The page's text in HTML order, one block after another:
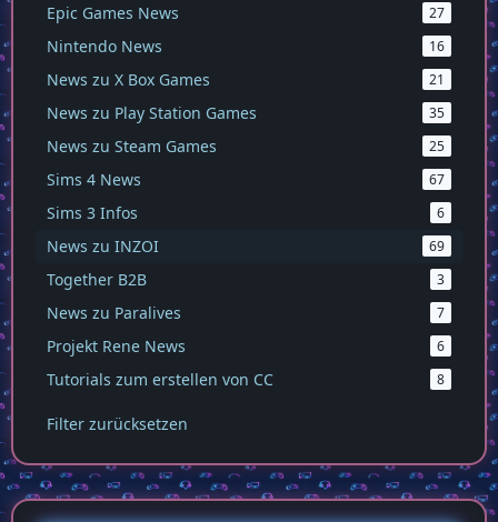
Epic Games News 27
Nintendo News 16
News zu X Box Games 21
News zu Play Station Games 35
News zu Steam Games 25
Sims 4 News 67
Sims 3 Infos 6
News zu INZOI 69
Together B2B 3
News zu Paralives 7
Projekt Rene News 6
Tutorials zum erstellen von CC 8
Filter zurücksetzen